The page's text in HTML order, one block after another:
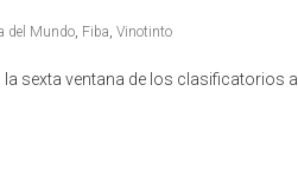
del Mundo, Fiba, Vinotinto
sexta ventana de los clasificatorios a